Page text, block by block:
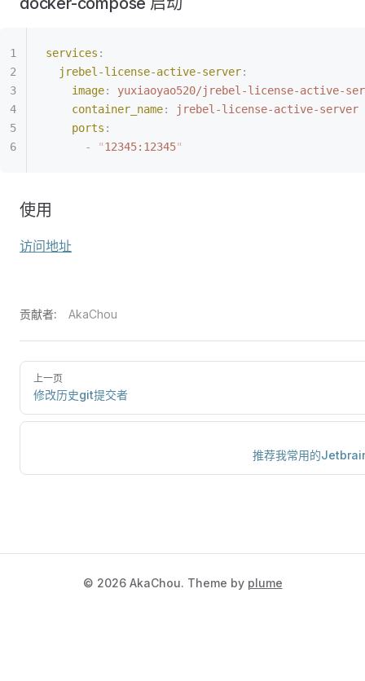
services :
  jrebel-license-active-server
:
    image
:
yuxiaoyao520/jrebel-license-active-
    container_name
:
jrebel-license-active-server
    ports
:
      -
"12345:12345"
使用
访问地址
贡献者: AkaChou
上一页
修改历史git提交者
推荐我常用的
© 2026AkaChou. Theme by plume